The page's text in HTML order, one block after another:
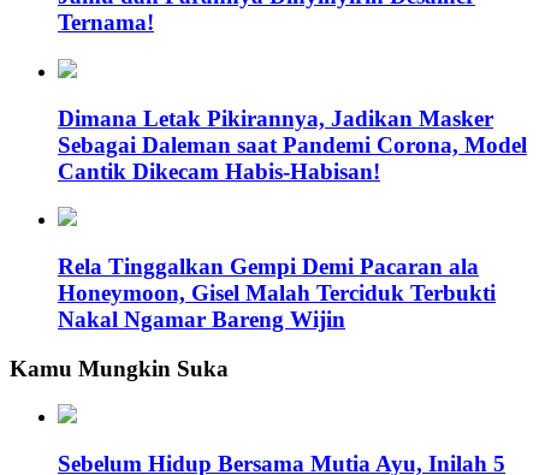
Ternama!
Dimana Letak Pikirannya, Jadikan Masker
Sebagai Daleman saat Pandemi Corona, Model
Cantik Dikecam Habis-Habisan!
Rela Tinggalkan Gempi Demi Pacaran ala
Honeymoon, Gisel Malah Terciduk Terbukti
Nakal Ngamar Bareng Wijin
Kamu Mungkin Suka
Sebelum Hidup Bersama Mutia Ayu, Inilah 5